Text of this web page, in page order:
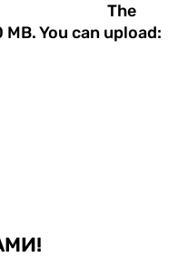
The
MB.You can upload: